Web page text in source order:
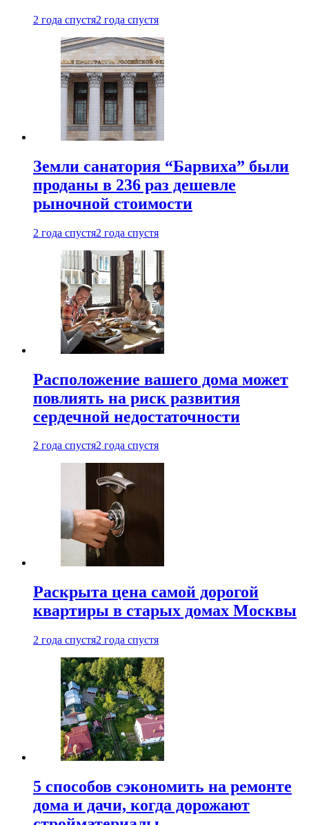
2 года спустя2 года спустя
Земли санатория “Барвиха” были
проданы в 236 раз дешевле
рыночной стоимости
2 года спустя2 года спустя
Расположение вашего дома может
повлиять на риск развития
сердечной недостаточности
2 года спустя2 года спустя
Раскрыта цена самой дорогой
квартиры в старых домах Москвы
2 года спустя2 года спустя
5 способов сэкономить на ремонте
дома и дачи, когда дорожают